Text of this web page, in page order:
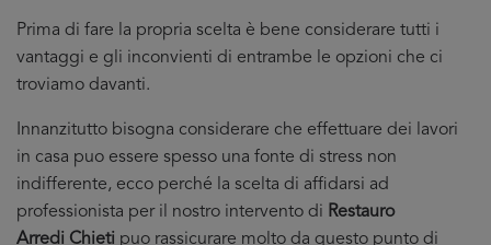
Prima di fare la propria scelta è bene considerare tutti i
vantaggi e gli inconvienti di entrambe le opzioni che ci
troviamo davanti.
Innanzitutto bisogna considerare che effettuare dei lavori
in casa puo essere spesso una fonte di stress non
indifferente, ecco perché la scelta di affidarsi ad
professionista per il nostro intervento di Restauro
Arredi Chieti puo rassicurare molto da questo punto di